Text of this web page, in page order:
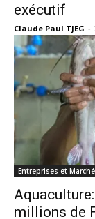
exécutif
Claude Paul TJEG -
Entreprises et
millions de